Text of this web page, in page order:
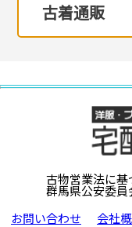
古着通販
古物営業法に
群馬県公安委
お問い合わせ
会社